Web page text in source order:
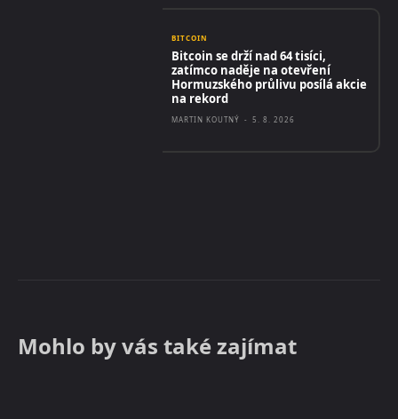
BITCOIN
Bitcoin se drží nad 64 tisíci,
zatímco naděje na otevření
Hormuzského průlivu posílá akcie
na rekord
MARTIN KOUTNÝ - 5. 8. 2026
Mohlo by vás také zajímat